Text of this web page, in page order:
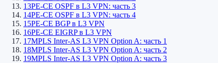
13PE-CE OSPF в L3 VPN: часть 3
14PE-CE OSPF в L3 VPN: часть 4
15PE-CE BGP в L3 VPN
16PE-CE EIGRP в L3 VPN
17MPLS Inter-AS L3 VPN Option A: часть 1
18MPLS Inter-AS L3 VPN Option A: часть 2
19MPLS Inter-AS L3 VPN Option A: часть 3